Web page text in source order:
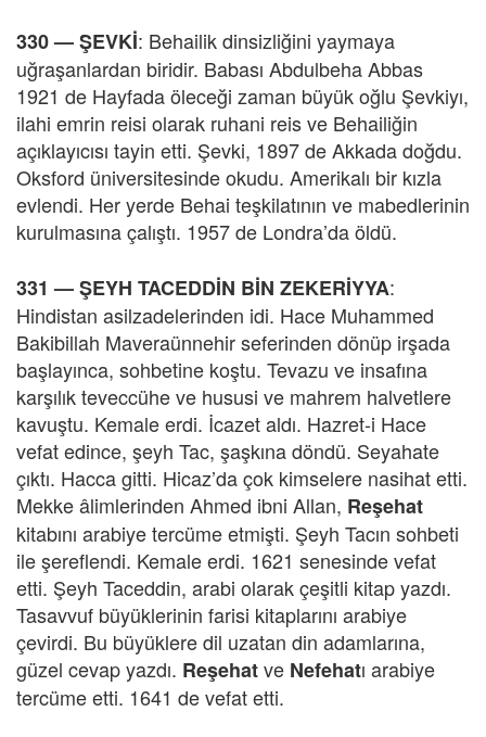
330 —ŞEVKİ: Behailik dinsizliğini yaymaya
uğraşanlardan biridir. Babası Abdulbeha Abbas
1921 de Hayfada öleceği zaman büyük oğlu Şevkiyı,
ilahi emrin reisi olarak ruhani reis ve Behailiğin
açıklayıcısı tayin etti. Şevki, 1897 de Akkada doğdu.
Oksford üniversitesinde okudu. Amerikalı bir kızla
evlendi. Her yerde Behai teşkilatının ve mabedlerinin
kurulmasına çalıştı. 1957 de Londra’da öldü.
331 —ŞEYH TACEDDİN BİN ZEKERİYYA:
Hindistan asilzadelerinden idi. Hace Muhammed
Bakibillah Maveraünnehir seferinden dönüp irşada
başlayınca, sohbetine koştu. Tevazu ve insafına
karşılık teveccühe ve hususi ve mahrem halvetlere
kavuştu. Kemale erdi. İcazet aldı. Hazret-i Hace
vefat edince, şeyh Tac, şaşkına döndü. Seyahate
çıktı. Hacca gitti. Hicaz’da çok kimselere nasihat etti.
Mekke âlimlerinden Ahmed ibni Allan, Reşehat
kitabını arabiye tercüme etmişti. Şeyh Tacın sohbeti
ile şereflendi. Kemale erdi. 1621 senesinde vefat
etti. Şeyh Taceddin, arabi olarak çeşitli kitap yazdı.
Tasavvuf büyüklerinin farisi kitaplarını arabiye
çevirdi. Bu büyüklere dil uzatan din adamlarına,
güzel cevap yazdı. Reşehatve Nefehatı arabiye
tercüme etti. 1641 de vefat etti.